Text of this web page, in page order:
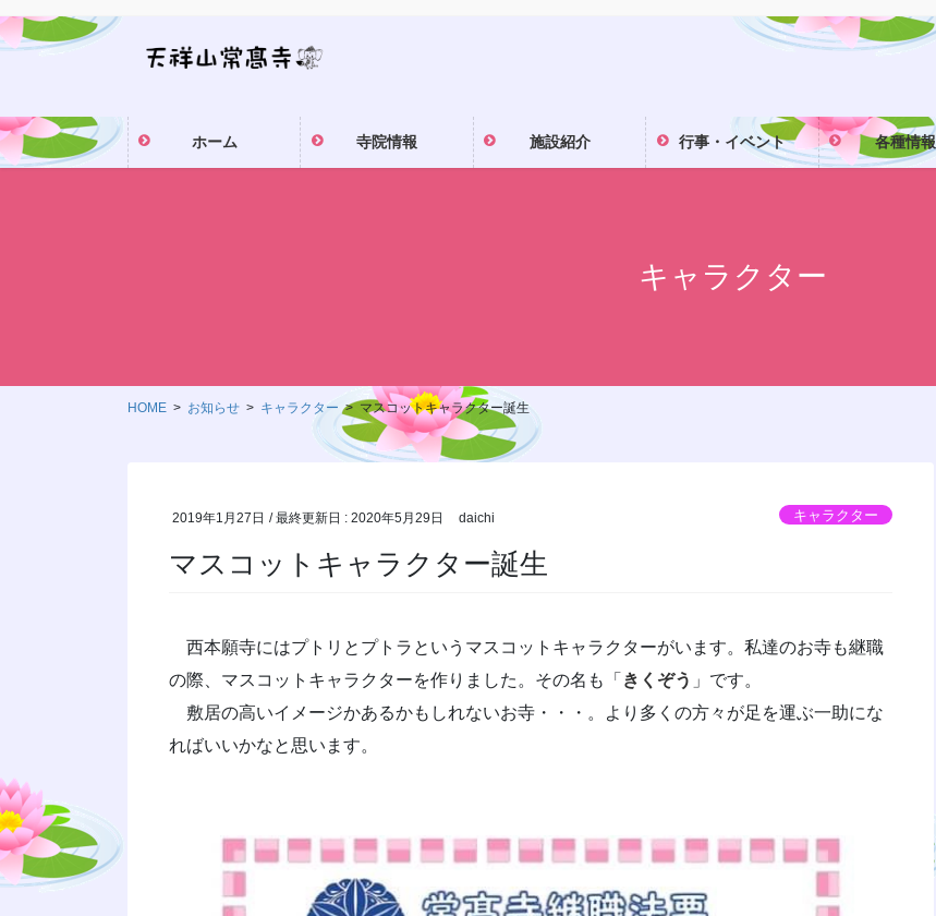
ン
ツ
に
移
ビ
シ
ョ
ン
ホーム 寺院情報 施設紹介 行事・イベント 各種情報
キャラクター
HOME お知らせ キャラクター マスコットキャラクター誕生
2019年1月27日 / 最終更新日 :2020年5月29日 daichi キャラクター
マスコットキャラクター誕生
西本願寺にはプトリとプトラというマスコットキャラクターがいます。私達のお寺も継職
の際、マスコットキャラクターを作りました。その名も「 きくぞう 」です。
敷居の高いイメージかあるかもしれないお寺・・・。より多くの方々が足を運ぶ一助にな
ればいいかなと思います。